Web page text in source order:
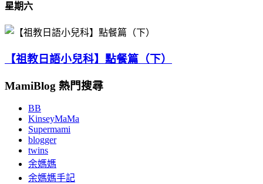
星期六
【祖教日語小兒科】點餐篇（下）
MamiBlog 熱門搜尋
BB
KinseyMaMa
Supermami
blogger
twins
余媽媽
余媽媽手記